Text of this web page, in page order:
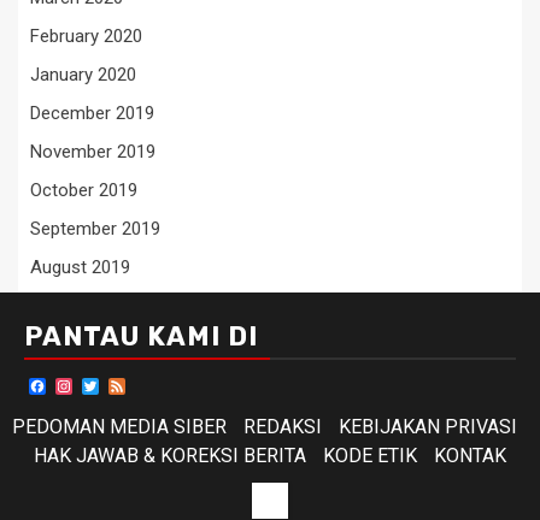
February 2020
January 2020
December 2019
November 2019
October 2019
September 2019
August 2019
PANTAU KAMI DI
Facebook
Instagram
Twitter
PEDOMAN MEDIA SIBER
REDAKSI
KEBIJAKAN PRIVASI
HAK JAWAB & KOREKSI BERITA
KODE ETIK KONTAK